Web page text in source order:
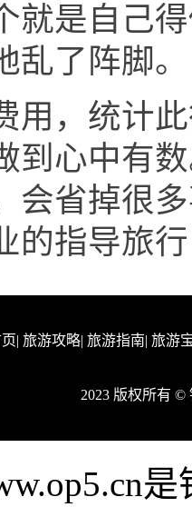
就是自己
乱了阵脚。
用，统计
到心中有
会省掉很
的指导旅
| 旅游攻略| 旅游指南| 旅游
2023 版权所有